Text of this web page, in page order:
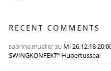
RECENT COMMENTS
sabrina.muellerzu Mi 26.12.18
SWINGKONFEKT“ Hubertussaal